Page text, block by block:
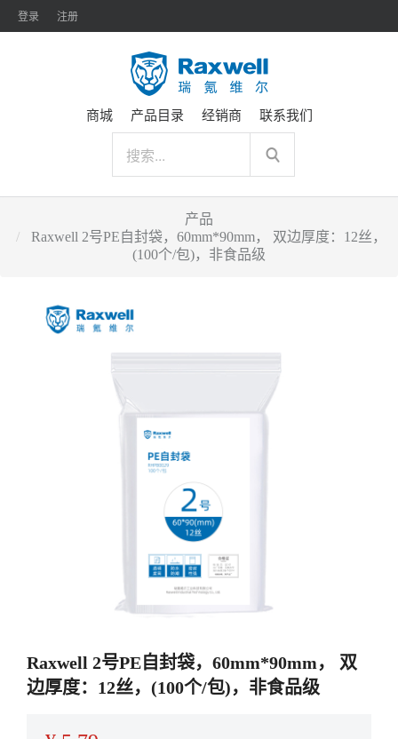
登录 注册
商城 产品目录 经销商 联系我们
产品
Raxwell 2号PE自封袋，60mm*90mm， 双边厚度：12丝，
(100个/包)，非食品级
Raxwell 2号PE自封袋，60mm*90mm， 双
边厚度：12丝，(100个/包)，非食品级